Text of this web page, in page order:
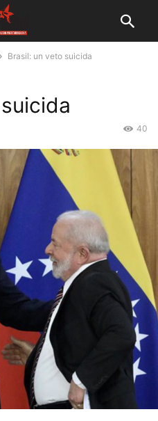
Brasil: un veto suicida
40